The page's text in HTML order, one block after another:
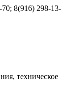
8(916) 298-13-
техническое